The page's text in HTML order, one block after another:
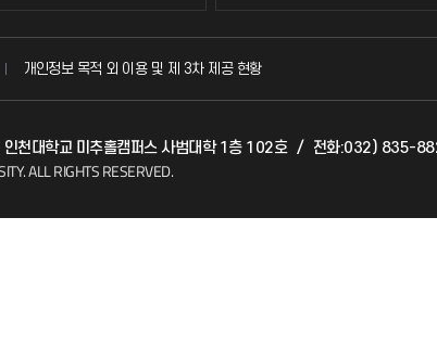
국방헬프콜
산학협력단
개인정보 목적 외 이용 및 제 3차 제공 현황
천대학교 미추홀캠퍼스 사범대학 1층 102호 / 전화:032) 835-
ALL RIGHTS RESERVED.